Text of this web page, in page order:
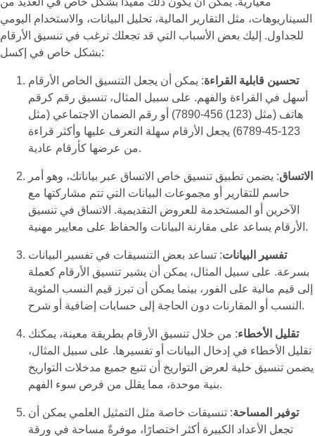
السيناريوهات، مثل التقارير المالية، تحليل البيانات، والاستخدام اليومي
للجداول. إليك بعض الأسباب التي قد تجعلك ترغب في تنسيق الأرقام
بشكل خاص في إكسل:
تحسين قابلية القراءة: يمكن أن يجعل التنسيق الخاص الأرقام
أسهل في القراءة والفهم. على سبيل المثال، تنسيق رقم كرقم
هاتف (مثل (123) 456-7890) أو رقم الضمان الاجتماعي (مثل
123-45-6789) يجعل الأرقام سهلة التعرف عليها وأكثر قراءة
من عرضها كأرقام عادية.
الاتساق: يضمن تطبيق تنسيق خاص الاتساق عبر بياناتك، وهو أمر
حاسم للتقارير أو مجموعات البيانات التي تتم مشاركتها مع
الآخرين أو المستخدمة للعروض التقديمية. الاتساق في تنسيق
الأرقام يساعد على مقارنة البيانات والحفاظ على معايير مهنية.
تفسير البيانات: تساعد بعض التنسيقات في تفسير البيانات
بسرعة. على سبيل المثال، يمكن أن يشير تنسيق الأرقام كعملة
إلى قيم مالية على الفور، بينما يمكن أن تبرز قيم النسب المئوية
النسب أو المقارنات دون الحاجة إلى حسابات إضافية أو شرح.
تقليل الأخطاء: من خلال تنسيق الأرقام بطريقة معينة، يمكنك
تقليل الأخطاء في إدخال البيانات أو تفسيرها. على سبيل المثال،
يضمن تنسيق خلية لعرض التواريخ أن تتبع جميع مدخلات التواريخ
بنية موحدة، مما يقلل من فرص سوء الفهم.
توفير المساحة: تنسيقات خاصة مثل التمثيل العلمي يمكن أن
تجعل الأعداد الكبيرة أكثر اختصارًا، موفرةً مساحة في ورقة